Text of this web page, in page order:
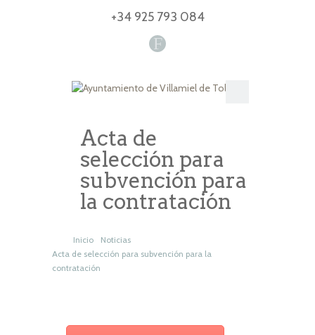
F
+34 925 793 084
Acta de
selección para
subvención para
la contratación
Inicio
Noticias
Acta de selección para subvención para la
contratación